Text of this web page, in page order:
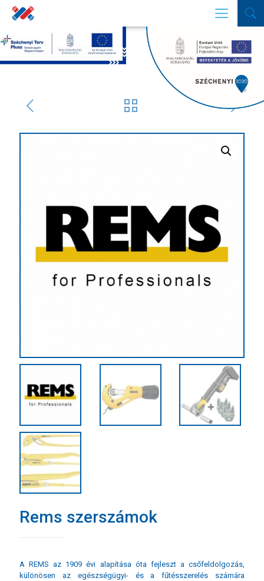
Termékek SZŰRŐ
Rems szerszámok
A REMS az 1909 évi alapítása óta fejleszt a csőfeldolgozás,
különösen az egészségügyi- és a fűtésszerelés számára